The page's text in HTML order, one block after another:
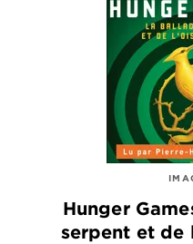
Hunger
serpent et de